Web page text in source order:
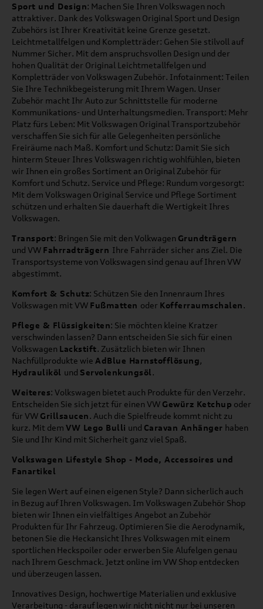
Sport und Design: Machen Sie Ihren Volkswagen noch
attraktiver. Dank des Volkswagen Original Sport und Design
Zubehörs ist Ihrer Kreativität keine Grenze gesetzt.
Leichtmetallfelgen und Kompletträder: Gehen Sie stilvoll auf
Nummer Sicher. Mit dem anspruchsvollen Design und der
hohen Qualität der Original Leichtmetallfelgen und
Kompletträder von Volkswagen Zubehör. Infotainment: Teilen
Sie Ihre Technikbegeisterung mit Ihrem Wagen. Unser
Zubehör macht Ihr Auto zur Schnittstelle für moderne
Kommunikations- und Unterhaltungsmedien. Transport: Mehr
Platz fürs Leben: Mit Volkswagen Original Transportzubehör
verschaffen Sie sich für alle Gelegenheiten persönliche
Freiräume nach Maß. Komfort und Schutz: Damit Sie sich
hinterm Steuer Ihres Volkswagen richtig wohlfühlen, bieten
wir Ihnen ein großes Sortiment an Original Zubehör für
Komfort und Schutz. Service und Pflege: Rundum vorgesorgt:
Mit dem Volkswagen Original Service und Pflege Sortiment
schützen und erhalten Sie dauerhaft die Wertigkeit Ihres
Volkswagen.
Transport: Bringen Sie mit den Volkwagen Grundträgern
und VW Fahrradträgern Ihre Fahrräder sicher ans Ziel. Die
Transportsysteme von Volkswagen sind genau auf Ihren VW
abgestimmt.
Komfort & Schutz: Schützen Sie den Innenraum Ihres
Volkswagen mit VW Fußmatten oder Kofferraumschalen.
Pflege & Flüssigkeiten: Sie möchten kleine Kratzer
verschwinden lassen? Dann entscheiden Sie sich für einen
Volkswagen Lackstift. Zusätzlich bieten wir Ihnen
Nachfüllprodukte wie AdBlue Harnstofflösung,
Hydrauliköl und Servolenkungsöl.
Weiteres: Volkswagen bietet auch Produkte für den Verzehr.
Entscheiden Sie sich jetzt für einen VW Gewürz Ketchup oder
für VW Grillsaucen. Auch die Spielfreude kommt nicht zu
kurz. Mit dem VW Lego Bulli und Caravan Anhänger haben
Sie und Ihr Kind mit Sicherheit ganz viel Spaß.
Volkswagen Lifestyle Shop - Mode, Accessoires und
Fanartikel
Sie legen Wert auf einen eigenen Style? Dann sicherlich auch
in Bezug auf Ihren Volkswagen. Im Volkswagen Zubehör Shop
bieten wir Ihnen ein vielfältiges Angebot an Zubehör
Produkten für Ihr Fahrzeug. Optimieren Sie die Aerodynamik,
betonen Sie die Heckansicht Ihres Volkswagen mit einem
sportlichen Heckspoiler oder erwerben Sie Alufelgen genau
nach Ihrem Geschmack. Jetzt online im VW Shop entdecken
und überzeugen lassen.
Innovatives Design, hochwertige Materialien und exklusive
Verarbeitung - darauf legen wir nicht nicht nur bei unseren